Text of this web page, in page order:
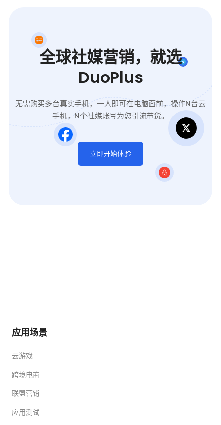
全球社媒营销，就选
DuoPlus
无需购买多台真实手机，一人即可在电脑面前，操作N台云
手机，N个社媒账号为您引流带货。
立即开始体验
应用场景
云游戏
跨境电商
联盟营销
应用测试